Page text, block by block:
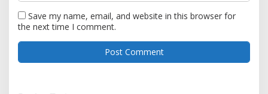
Save my name, email, and website in this browser for
the next time I comment.